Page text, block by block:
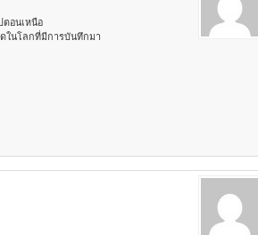
ตอนเหนือ
ในโลกที่มีการบันทึกมา